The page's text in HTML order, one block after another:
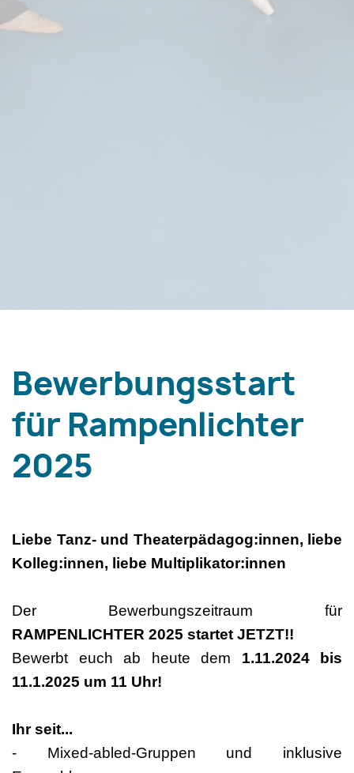
Bewerbungsstart
für Rampenlichter
2025
Liebe Tanz- und Theaterpädagog:innen, liebe
Kolleg:innen, liebe Multiplikator:innen
Der Bewerbungszeitraum für
RAMPENLICHTER 2025 startet JETZT!!
Bewerbt euch ab heute dem 1.11.2024 bis
11.1.2025 um 11 Uhr!
Ihr seit...
- Mixed-abled-Gruppen und inklusive